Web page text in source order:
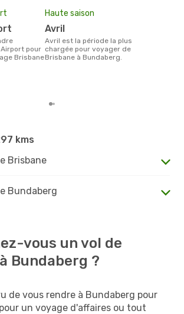
pour
Brisbane
Haute saison
avril
avril est la période la plus
chargée pour voyager de
Brisbane à Bundaberg.
kms
Brisbane
Bundaberg
vous un vol de
Bundaberg ?
de vous rendre à Bundaberg pour
un voyage d'affaires ou tout